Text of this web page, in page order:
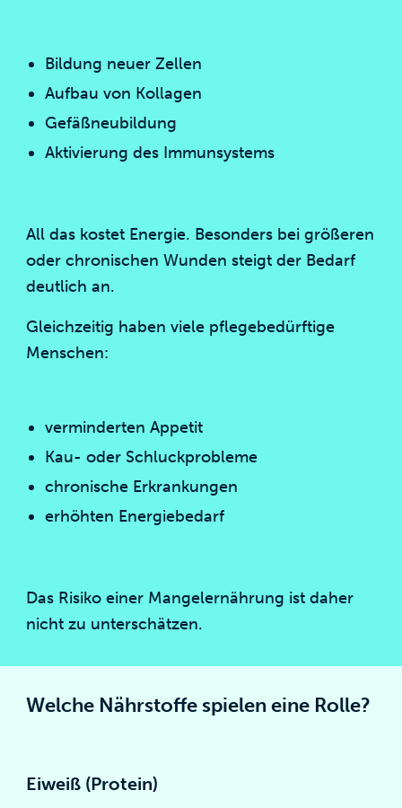
Bildung neuer Zellen
Aufbau von Kollagen
Gefäßneubildung
Aktivierung des Immunsystems
All das kostet Energie. Besonders bei größeren
oder chronischen Wunden steigt der Bedarf
deutlich an.
Gleichzeitig haben viele pflegebedürftige
Menschen:
verminderten Appetit
Kau- oder Schluckprobleme
chronische Erkrankungen
erhöhten Energiebedarf
Das Risiko einer Mangelernährung ist daher
nicht zu unterschätzen.
Welche Nährstoffe spielen eine Rolle?
Eiweiß (Protein)